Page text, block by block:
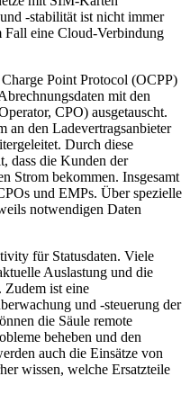
-stabilität ist nicht immer
Fall eine Cloud-Verbindung
Point Protocol (OCPP)
mit den
CPO) ausgetauscht.
an den Ladevertragsanbieter
Durch diese
dass die Kunden der
Strom bekommen. Insgesamt
und EMPs. Über spezielle
notwendigen Daten
für Statusdaten. Viele
Auslastung und die
Zudem ist eine
und -steuerung der
die Säule remote
beheben und den
auch die Einsätze von
wissen, welche Ersatzteile